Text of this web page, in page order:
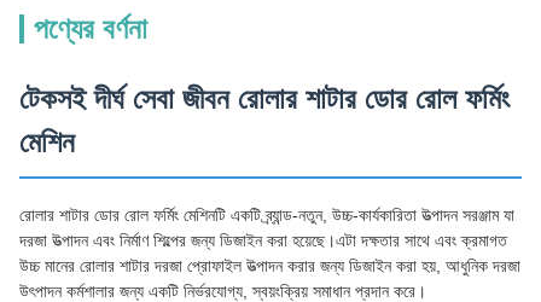
পণ্যের বর্ণনা
টেকসই দীর্ঘ সেবা জীবন রোলার শাটার ডোর রোল ফর্মিং
মেশিন
রোলার শাটার ডোর রোল ফর্মিং মেশিনটি একটি ব্র্যান্ড-নতুন, উচ্চ-কার্যকারিতা উত্পাদন সরঞ্জাম যা
দরজা উত্পাদন এবং নির্মাণ শিল্পের জন্য ডিজাইন করা হয়েছে।এটা দক্ষতার সাথে এবং ক্রমাগত
উচ্চ মানের রোলার শাটার দরজা প্রোফাইল উত্পাদন করার জন্য ডিজাইন করা হয়, আধুনিক দরজা
উৎপাদন কর্মশালার জন্য একটি নির্ভরযোগ্য, স্বয়ংক্রিয় সমাধান প্রদান করে।